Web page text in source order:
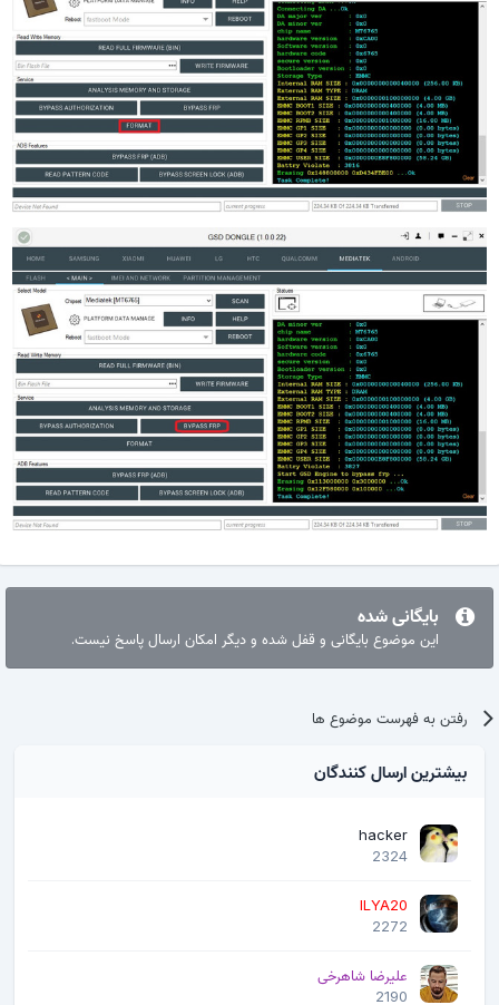
بایگانی شده
این موضوع بایگانی و قفل شده و دیگر امکان ارسال پاسخ نیست.
رفتن به فهرست موضوع ها
بیشترین ارسال کنندگان
hacker
2324
ILYA20
2272
علیرضا شاهرخی
2190